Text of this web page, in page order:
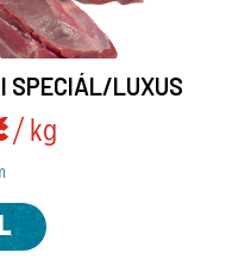
SPECIÁL/LUXUS
/ kg